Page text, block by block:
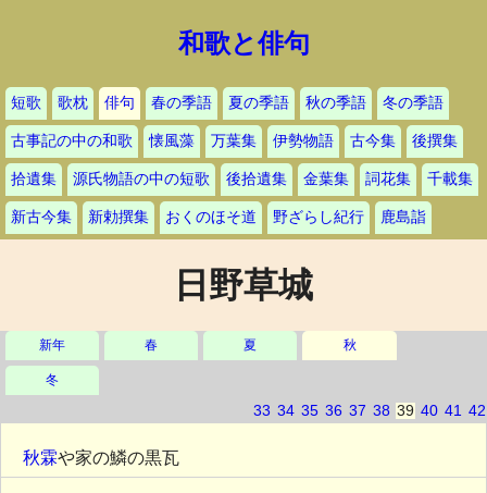
和歌と俳句
短歌 歌枕 俳句 春の季語 夏の季語 秋の季語 冬の季語
古事記の中の和歌 懐風藻 万葉集 伊勢物語 古今集 後撰集
拾遺集 源氏物語の中の短歌 後拾遺集 金葉集 詞花集 千載集
新古今集 新勅撰集 おくのほそ道 野ざらし紀行 鹿島詣
日野草城
新年 春 夏 秋
冬
33 34 35 36 37 38 39 40 41 42
秋霖や家の鱗の黒瓦